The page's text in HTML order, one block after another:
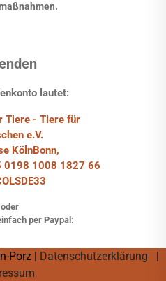
lautet:
Tiere - Tiere für
e.V.
KölnBonn,
0198 1008 1827 66
oder
per Paypal:
Porz | Datenschutzerklärung